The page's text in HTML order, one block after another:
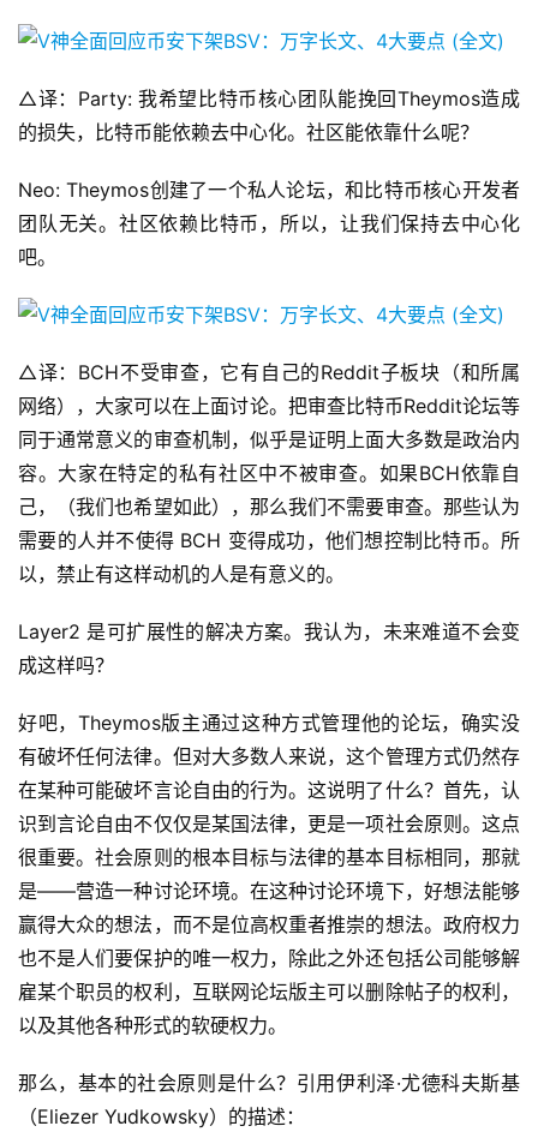
△译：Party: 我希望比特币核心团队能挽回Theymos造成
的损失，比特币能依赖去中心化。社区能依靠什么呢？
Neo: Theymos创建了一个私人论坛，和比特币核心开发者
团队无关。社区依赖比特币，所以，让我们保持去中心化
吧。
△译：BCH不受审查，它有自己的Reddit子板块（和所属
网络），大家可以在上面讨论。把审查比特币Reddit论坛等
同于通常意义的审查机制，似乎是证明上面大多数是政治内
容。大家在特定的私有社区中不被审查。如果BCH依靠自
己，（我们也希望如此），那么我们不需要审查。那些认为
需要的人并不使得 BCH 变得成功，他们想控制比特币。所
以，禁止有这样动机的人是有意义的。
Layer2 是可扩展性的解决方案。我认为，未来难道不会变
成这样吗？
好吧，Theymos版主通过这种方式管理他的论坛，确实没
有破坏任何法律。但对大多数人来说，这个管理方式仍然存
在某种可能破坏言论自由的行为。这说明了什么？首先，认
识到言论自由不仅仅是某国法律，更是一项社会原则。这点
很重要。社会原则的根本目标与法律的基本目标相同，那就
是——营造一种讨论环境。在这种讨论环境下，好想法能够
赢得大众的想法，而不是位高权重者推崇的想法。政府权力
也不是人们要保护的唯一权力，除此之外还包括公司能够解
雇某个职员的权利，互联网论坛版主可以删除帖子的权利，
以及其他各种形式的软硬权力。
那么，基本的社会原则是什么？引用伊利泽·尤德科夫斯基
（Eliezer Yudkowsky）的描述：